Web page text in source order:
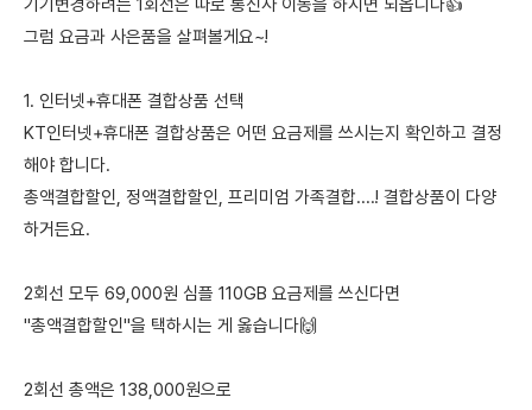
기기변경하려는 1회선은 따로 통신사 이동을 하시면 되옵니다👍
그럼 요금과 사은품을 살펴볼게요~!
1. 인터넷+휴대폰 결합상품 선택
KT인터넷+휴대폰 결합상품은 어떤 요금제를 쓰시는지 확인하고 결정
해야 합니다.
총액결합할인, 정액결합할인, 프리미엄 가족결합....! 결합상품이 다양
하거든요.
2회선 모두 69,000원 심플 110GB 요금제를 쓰신다면
"총액결합할인"을 택하시는 게 옳습니다🙌
2회선 총액은 138,000원으로